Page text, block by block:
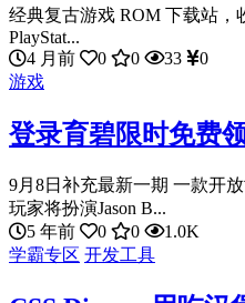
经典复古游戏 ROM 下载站，
PlayStat...
4 月前
0 0 33
0
游戏
登录育碧限时免费
9月8日补充最新一期 一款开
玩家将扮演Jason B...
5 年前
0 0
1.0K
学霸专区 开发工具